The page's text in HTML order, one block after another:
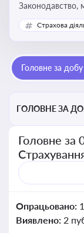
Законодавство,
визначають та
майна,
Страхова
Головне за
ГОЛОВНЕ ЗА
Головне за
Опрацьовано:
Виявлено: 2